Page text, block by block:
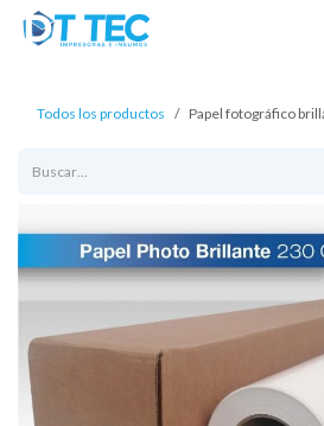
Ir al contenido
Todos los productos Papel fotográfico